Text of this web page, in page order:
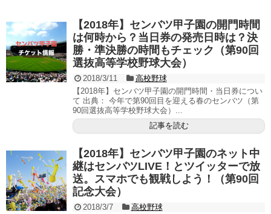
【2018年】センバツ甲子園の開門時間
は何時から？当日券の発売日時は？決
勝・準決勝の時間もチェック（第90回
選抜高等学校野球大会）
2018/3/11
高校野球
【2018年】センバツ甲子園の開門時間・当日券につい
て 出典： 今年で第90回目を迎える春のセンバツ（第
90回選抜高等学校野球大会）...
記事を読む
【2018年】センバツ甲子園のネット中
継はセンバツLIVE！とツイッターで放
送。スマホでも観戦しよう！（第90回
記念大会）
2018/3/7
高校野球